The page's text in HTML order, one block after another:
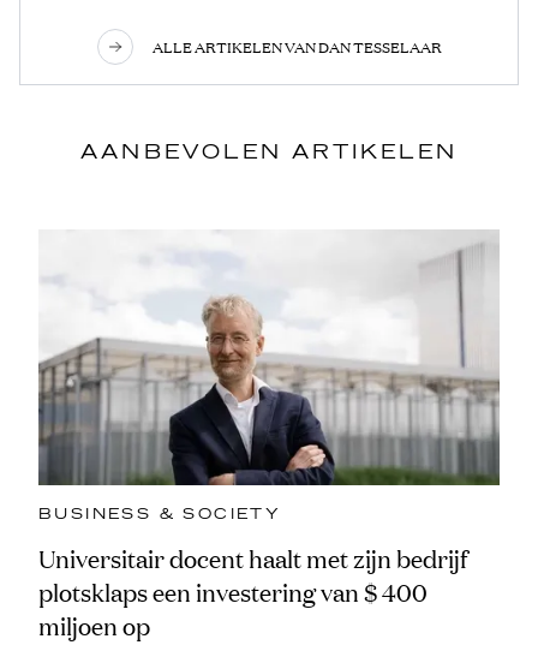
ALLE ARTIKELEN VAN DAN TESSELAAR
AANBEVOLEN ARTIKELEN
BUSINESS & SOCIETY
Universitair docent haalt met zijn bedrijf
plotsklaps een investering van $ 400
miljoen op